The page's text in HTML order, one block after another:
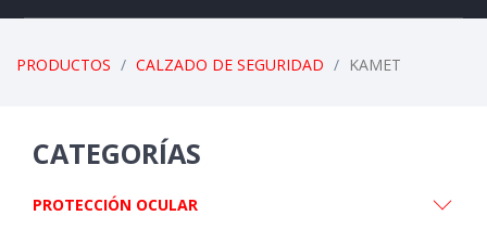
PRODUCTOS CALZADO DE SEGURIDAD KAMET
CATEGORÍAS
PROTECCIÓN OCULAR